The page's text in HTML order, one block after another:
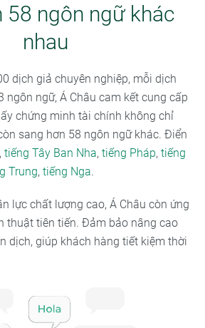
58 ngôn ngữ khác
nhau
dịch giả chuyên nghiệp, mỗi dịch
ngôn ngữ, Á Châu cam kết cung cấp
chứng minh tài chính không chỉ
sang hơn 58 ngôn ngữ khác. Điển
, tiếng Tây Ban Nha, tiếng Pháp, tiếng
Trung, tiếng Nga.
lực chất lượng cao, Á Châu còn ứng
thuật tiên tiến. Đảm bảo nâng cao
dịch, giúp khách hàng tiết kiệm thời